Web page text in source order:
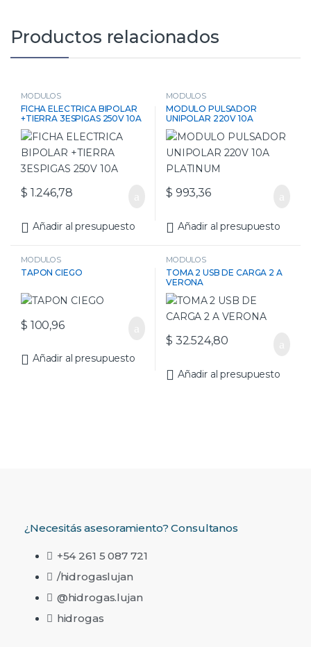
Productos relacionados
MODULOS
FICHA ELECTRICA BIPOLAR
+TIERRA 3ESPIGAS 250V 10A
$ 1.246,78
Añadir al presupuesto
MODULOS
MODULO PULSADOR
UNIPOLAR 220V 10A
PLATINUM
$ 993,36
Añadir al presupuesto
MODULOS
TAPON CIEGO
$ 100,96
Añadir al presupuesto
MODULOS
TOMA 2 USB DE CARGA 2 A
VERONA
$ 32.524,80
Añadir al presupuesto
¿Necesitás asesoramiento? Consultanos
+54 261 5 087 721
/hidrogaslujan
@hidrogas.lujan
hidrogas